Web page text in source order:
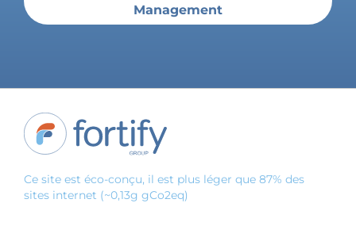
Management
Ce site est éco-conçu, il est plus léger que 87% des
sites internet (~0,13g gCo2eq)